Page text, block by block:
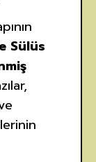
Sülüs